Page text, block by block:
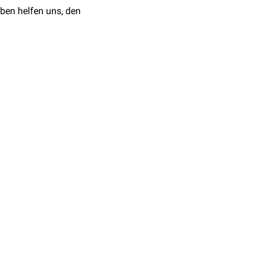
helfen uns, den